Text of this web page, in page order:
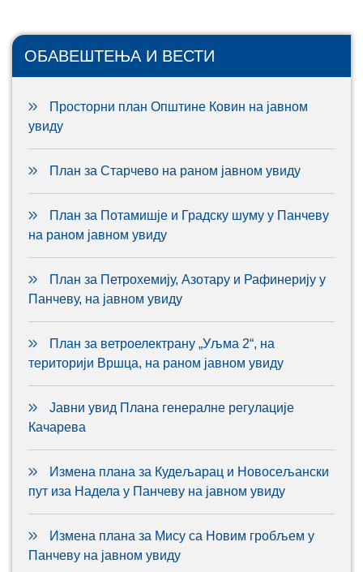
ОБАВЕШТЕЊА И ВЕСТИ
Просторни план Општине Ковин на јавном
увиду
План за Старчево на раном јавном увиду
План за Потамишје и Градску шуму у Панчеву
на раном јавном увиду
План за Петрохемију, Азотару и Рафинерију у
Панчеву, на јавном увиду
План за ветроелектрану „Уљма 2“, на
територији Вршца, на раном јавном увиду
Јавни увид Плана генералне регулације
Качарева
Измена плана за Кудељарац и Новосељански
пут иза Надела у Панчеву на јавном увиду
Измена плана за Мису са Новим гробљем у
Панчеву на јавном увиду